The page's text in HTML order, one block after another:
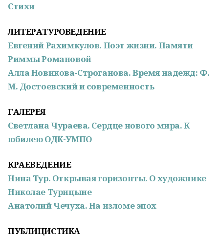
Стихи
ЛИТЕРАТУРОВЕДЕНИЕ
Евгений Рахимкулов. Поэт жизни. Памяти
Риммы Романовой
Алла Новикова-Строганова. Время надежд: Ф.
М. Достоевский и современность
ГАЛЕРЕЯ
Светлана Чураева. Сердце нового мира. К
юбилею ОДК-УМПО
КРАЕВЕДЕНИЕ
Нина Тур. Открывая горизонты. О художнике
Николае Турицыне
Анатолий Чечуха. На изломе эпох
ПУБЛИЦИСТИКА